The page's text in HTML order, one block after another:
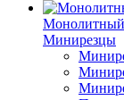
Монолитный
Минирезцы